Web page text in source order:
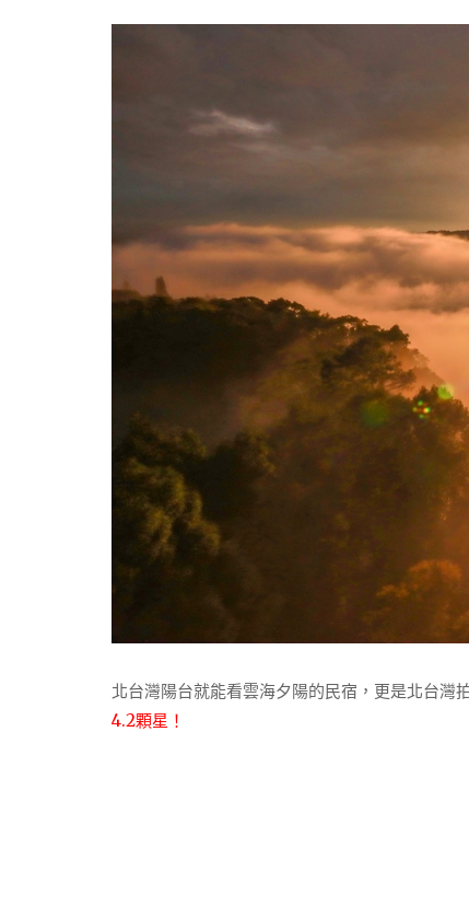
北台灣陽台就能看雲海夕陽的民宿，更是北台灣
4.2顆星！